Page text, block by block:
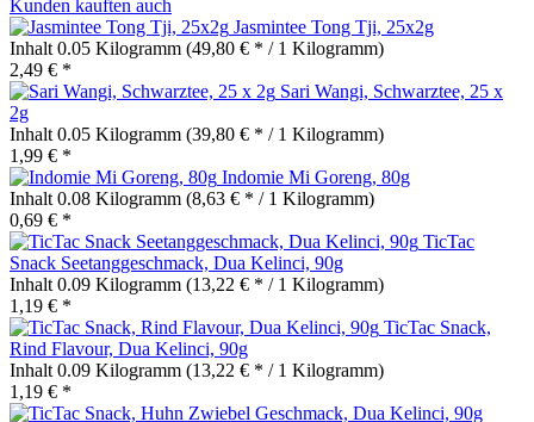
Kunden kauften auch
Jasmintee Tong Tji, 25x2g
Inhalt 0.05 Kilogramm (49,80 € * / 1 Kilogramm)
2,49 € *
Sari Wangi, Schwarztee, 25 x
2g
Inhalt 0.05 Kilogramm (39,80 € * / 1 Kilogramm)
1,99 € *
Indomie Mi Goreng, 80g
Inhalt 0.08 Kilogramm (8,63 € * / 1 Kilogramm)
0,69 € *
TicTac
Snack Seetanggeschmack, Dua Kelinci, 90g
Inhalt 0.09 Kilogramm (13,22 € * / 1 Kilogramm)
1,19 € *
TicTac Snack,
Rind Flavour, Dua Kelinci, 90g
Inhalt 0.09 Kilogramm (13,22 € * / 1 Kilogramm)
1,19 € *